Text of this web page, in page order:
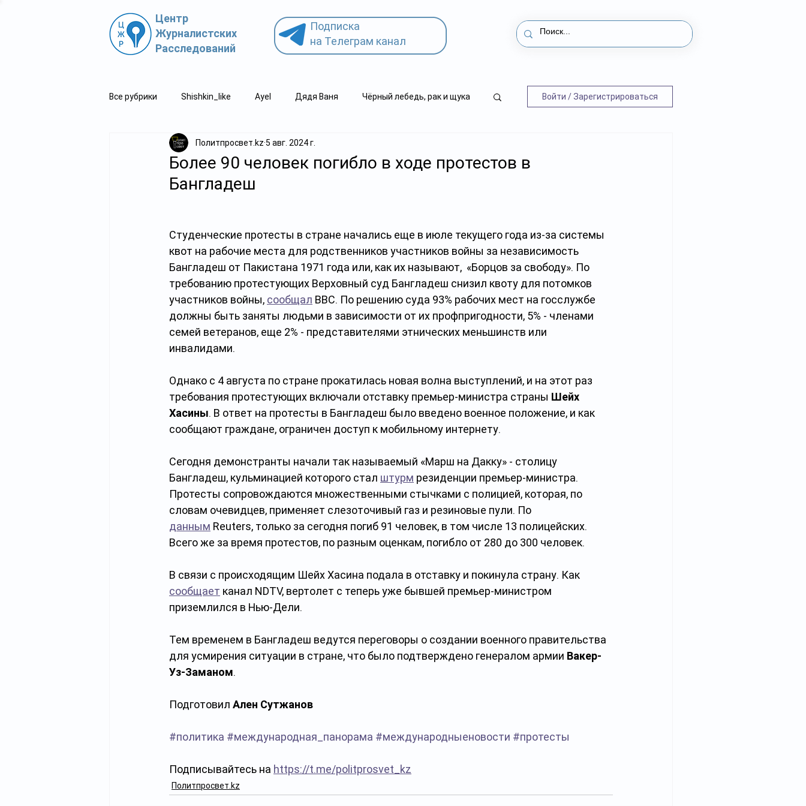
Центр
Журналистских
Расследований
Подписка
на Телеграм канал
Все рубрики Shishkin_like Ayel Дядя Ваня Чёрный лебедь, рак и щука
Политпросвет.kz Свидетель.kz детский суицид
Войти / Зарегистрироваться
Более 90 человек погибло в ходе протестов в
Бангладеш
Политпросвет.kz 5 авг. 2024 г.
Студенческие протесты в стране начались еще в июле текущего года из-за системы
квот на рабочие места для родственников участников войны за независимость
Бангладеш от Пакистана 1971 года или, как их называют,  «Борцов за свободу». По
требованию протестующих Верховный суд Бангладеш снизил квоту для потомков
участников войны, сообщал BBC. По решению суда 93% рабочих мест на госслужбе
должны быть заняты людьми в зависимости от их профпригодности, 5% - членами
семей ветеранов, еще 2% - представителями этнических меньшинств или
инвалидами.
Однако с 4 августа по стране прокатилась новая волна выступлений, и на этот раз
требования протестующих включали отставку премьер-министра страны Шейх
Хасины. В ответ на протесты в Бангладеш было введено военное положение, и как
сообщают граждане, ограничен доступ к мобильному интернету.
Сегодня демонстранты начали так называемый «Марш на Дакку» - столицу
Бангладеш, кульминацией которого стал штурм резиденции премьер-министра.
Протесты сопровождаются множественными стычками с полицией, которая, по
словам очевидцев, применяет слезоточивый газ и резиновые пули. По
данным Reuters, только за сегодня погиб 91 человек, в том числе 13 полицейских.
Всего же за время протестов, по разным оценкам, погибло от 280 до 300 человек.
В связи с происходящим Шейх Хасина подала в отставку и покинула страну. Как
сообщает канал NDTV, вертолет с теперь уже бывшей премьер-министром
приземлился в Нью-Дели.
Тем временем в Бангладеш ведутся переговоры о создании военного правительства
для усмирения ситуации в стране, что было подтверждено генералом армии Вакер-
Уз-Заманом.
Подготовил Ален Сутжанов
#политика #международная_панорама #международныеновости #протесты
Подписывайтесь на https://t.me/politprosvet_kz
Политпросвет.kz